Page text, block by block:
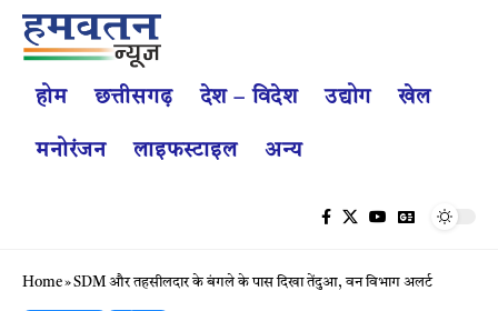
होम छत्तीसगढ़ देश – विदेश उद्योग खेल
मनोरंजन लाइफस्टाइल अन्य
Home»SDM और तहसीलदार के बंगले के पास दिखा तेंदुआ, वन विभाग अलर्ट